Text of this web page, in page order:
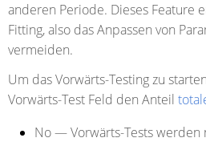
anderen Periode. Dieses Feature
Fitting, also das Anpassen von
vermeiden.
Um das Vorwärts-Testing zu
Vorwärts-Test Feld den Anteil
No— Vorwärts-Tests werden